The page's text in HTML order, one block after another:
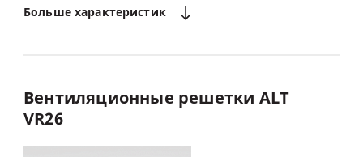
Большехарактеристик
Вентиляционные решетки ALT
VR26